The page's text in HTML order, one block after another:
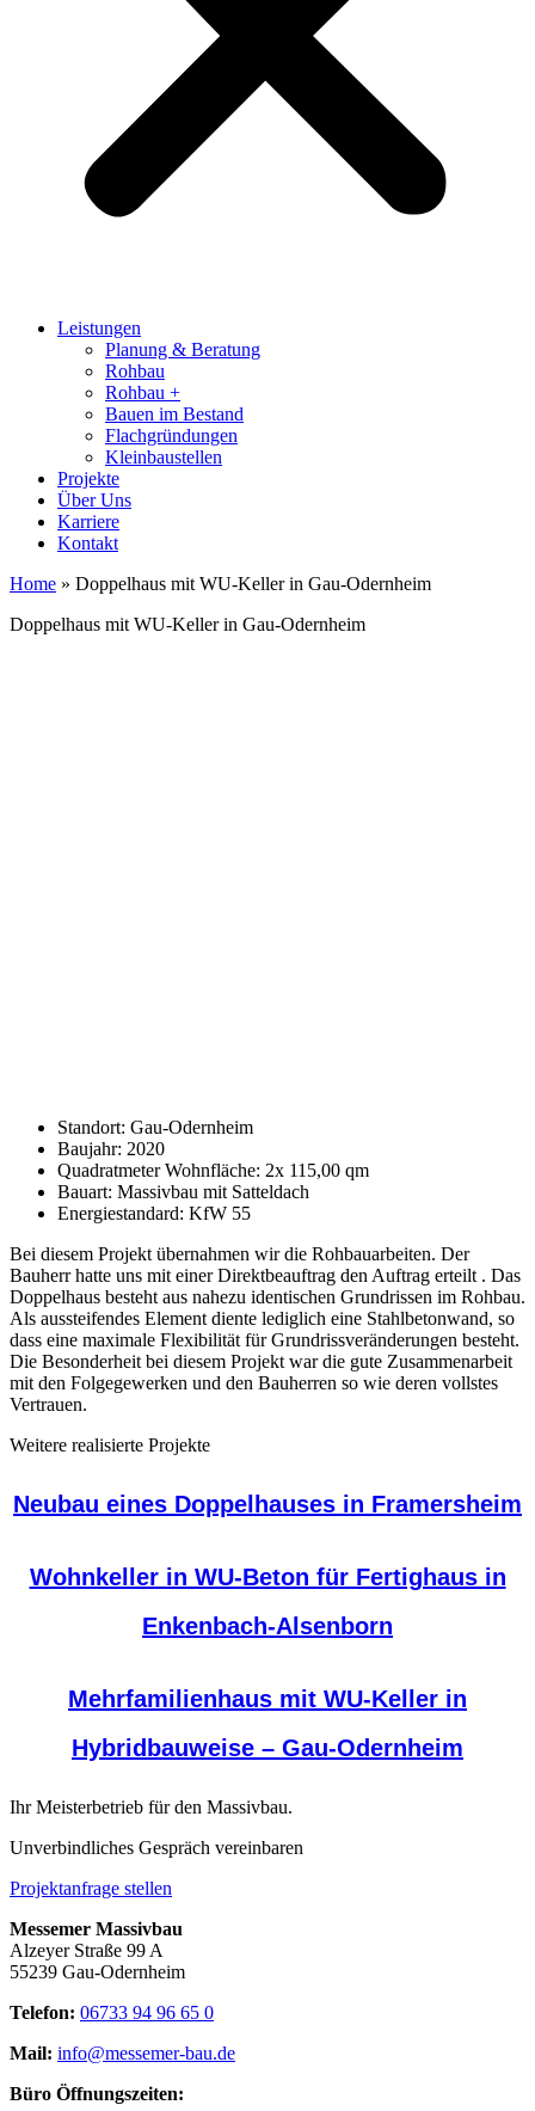
Leistungen
Planung & Beratung
Rohbau
Rohbau +
Bauen im Bestand
Flachgründungen
Kleinbaustellen
Projekte
Über Uns
Karriere
Kontakt
Home » Doppelhaus mit WU-Keller in Gau-Odernheim
Doppelhaus mit WU-Keller in Gau-Odernheim
Standort: Gau-Odernheim
Baujahr: 2020
Quadratmeter Wohnfläche: 2x 115,00 qm
Bauart: Massivbau mit Satteldach
Energiestandard: KfW 55
Bei diesem Projekt übernahmen wir die Rohbauarbeiten. Der
Bauherr hatte uns mit einer Direktbeauftrag den Auftrag erteilt . Das
Doppelhaus besteht aus nahezu identischen Grundrissen im Rohbau.
Als aussteifendes Element diente lediglich eine Stahlbetonwand, so
dass eine maximale Flexibilität für Grundrissveränderungen besteht.
Die Besonderheit bei diesem Projekt war die gute Zusammenarbeit
mit den Folgegewerken und den Bauherren so wie deren vollstes
Vertrauen.
Weitere realisierte Projekte
Neubau eines Doppelhauses in Framersheim
Wohnkeller in WU-Beton für Fertighaus in
Enkenbach-Alsenborn
Mehrfamilienhaus mit WU-Keller in
Hybridbauweise – Gau-Odernheim
Ihr Meisterbetrieb für den Massivbau.
Unverbindliches Gespräch vereinbaren
Projektanfrage stellen
Messemer Massivbau
Alzeyer Straße 99 A
55239 Gau-Odernheim
Telefon: 06733 94 96 65 0
Mail: info@messemer-bau.de
Büro Öffnungszeiten: